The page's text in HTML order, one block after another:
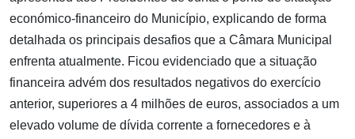
económico-financeiro do Município, explicando de forma
detalhada os principais desafios que a Câmara Municipal
enfrenta atualmente. Ficou evidenciado que a situação
financeira advém dos resultados negativos do exercício
anterior, superiores a 4 milhões de euros, associados a um
elevado volume de dívida corrente a fornecedores e à